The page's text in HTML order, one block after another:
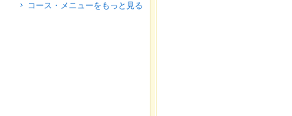
コース・メニューをもっと見る